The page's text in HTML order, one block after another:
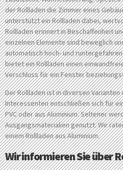
der Rollladen die Zimmer eines
unterstützt ein Rollladen dabei,
Rollladen erinnert in Beschaffenheit
einzelnen Elemente sind beweglich
automatisch hoch- und
bietet ein Rollladen einen
Verschluss für ein Fenster
Der Rollladen ist in diversen
Interessenten entschließen sich für
PVC oder aus Aluminium. Seltener
Ausgangsmaterialien genutzt. Wir
einem Rollladen aus Aluminium.
Wir informieren Sie über